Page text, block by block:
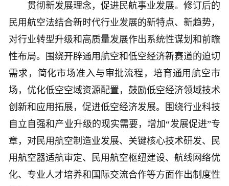
贯彻新发展理念，促进民航事业发展。修订后的
民用航空法结合新时代行业发展的新特点、新趋势，
对行业转型升级和高质量发展作出系统性谋划和前瞻
性布局。围绕开辟通用航空和低空经济新赛道的迫切
需求，简化市场准入与审批流程，培育通用航空市
场，优化低空空域资源配置，鼓励低空经济领域技术
创新和应用拓展，促进低空经济发展。围绕行业科技
自立自强和产业升级的现实需要，增加“发展促进”专
章，对民用航空制造业发展、关键核心技术研发、民
用航空器适航审定、民用航空枢纽建设、航线网络优
化、专业人才培养和国际交流合作等方面作出制度性